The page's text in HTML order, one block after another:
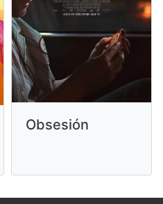
Obsesión